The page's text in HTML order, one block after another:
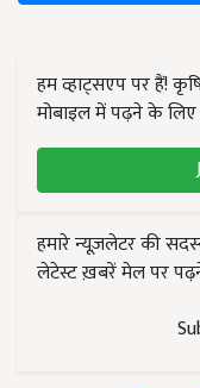
हम व्हाट्सएप पर हैं!
मोबाइल में पढ़ने के
हमारे न्यूज़लेटर की
लेटेस्ट ख़बरें मेल पर